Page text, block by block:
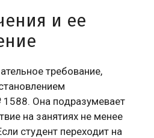
и ее
требование,
Она подразумевает
на занятиях не менее
студент переходит на